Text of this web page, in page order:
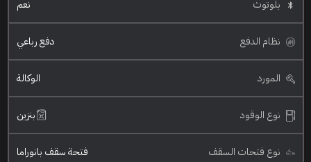
بلوتوث نعم
نظام الدفع دفع رباعي
المورد الوكالة
نوع الوقود بنزين
نوع فتحات السقف فتحة سقف بانوراما